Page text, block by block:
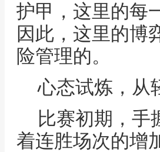
护甲，这里的每
因此，这里的博
险管理的。
心态试炼，从
比赛初期，手
着连胜场次的增